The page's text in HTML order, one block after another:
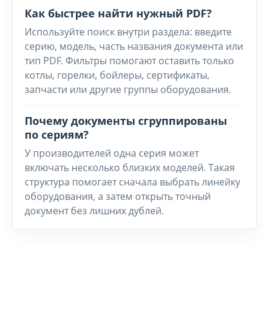
Как быстрее найти нужный PDF?
Используйте поиск внутри раздела: введите
серию, модель, часть названия документа или
тип PDF. Фильтры помогают оставить только
котлы, горелки, бойлеры, сертификаты,
запчасти или другие группы оборудования.
Почему документы сгруппированы
по сериям?
У производителей одна серия может
включать несколько близких моделей. Такая
структура помогает сначала выбрать линейку
оборудования, а затем открыть точный
документ без лишних дублей.